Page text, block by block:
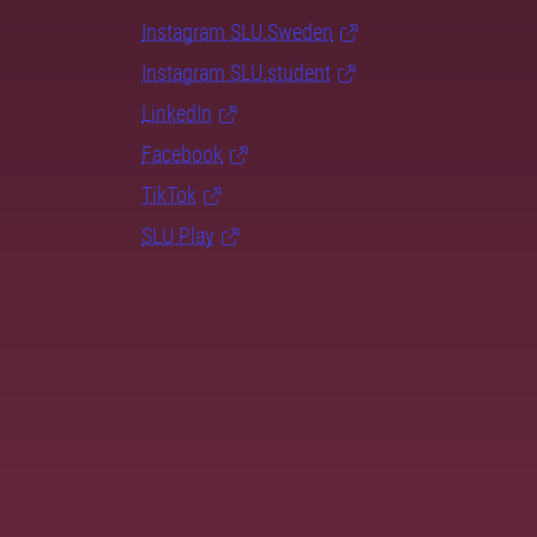
Instagram SLU.Sweden
Instagram SLU.student
LinkedIn
Facebook
TikTok
SLU Play